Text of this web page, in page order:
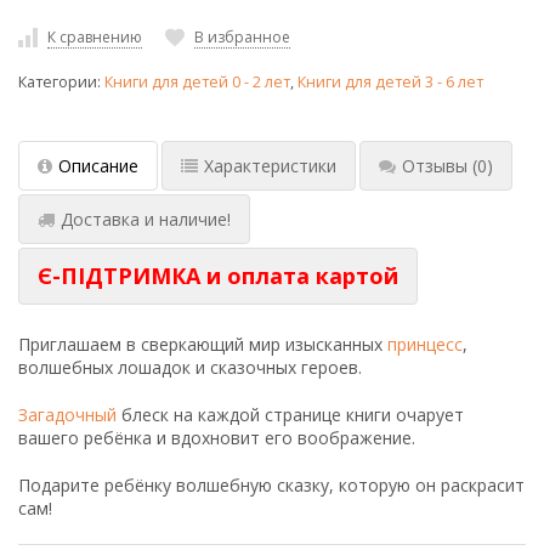
К сравнению В избранное
Категории: Книги для детей 0 - 2 лет,Книги для детей 3 - 6 лет
Описание Характеристики Отзывы (0)
Доставка и наличие!
Є-ПІДТРИМКА и оплата картой
Приглашаем в сверкающий мир изысканных принцесс,
волшебных лошадок и сказочных героев.
Загадочный блеск на каждой странице книги очарует
вашего ребёнка и вдохновит его воображение.
Подарите ребёнку волшебную сказку, которую он раскрасит
сам!